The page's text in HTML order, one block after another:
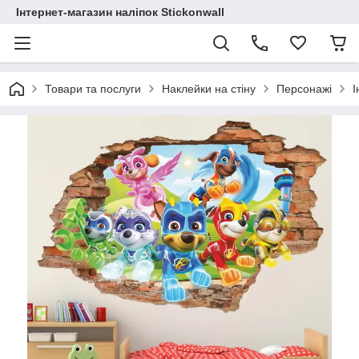
Інтернет-магазин наліпок Stickonwall
Товари та послуги Наклейки на стіну Персонажі